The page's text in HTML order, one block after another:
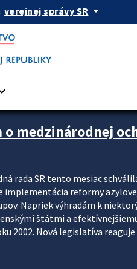
verejnej správy SR arrow_drop_down
upútavok
o medzinárodnej
rada SR tento mesiac
implementácia reformy
Napriek výhradám k
štátmi a
2002. Nová legislatíva